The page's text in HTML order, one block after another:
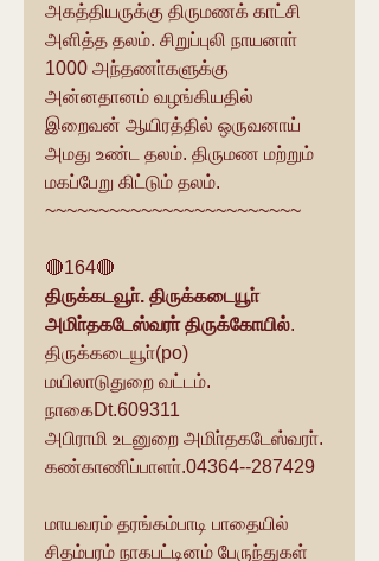
அகத்தியருக்கு திருமணக் காட்சி
அளித்த தலம். சிறுப்புலி நாயனாா்
1000 அந்தணா்களுக்கு
அன்னதானம் வழங்கியதில்
இறைவன் ஆயிரத்தில் ஒருவனாய்
அமது உண்ட தலம். திருமண மற்றும்
மகப்பேறு கிட்டும் தலம்.
~~~~~~~~~~~~~~~~~~~~~~~~
🔴164🔴
திருக்கடவூா். திருக்கடையூா்
அமிா்தகடேஸ்வரா் திருக்கோயில்.
திருக்கடையூா்(po)
மயிலாடுதுறை வட்டம்.
நாகைDt.609311
அபிராமி உடனுறை அமிா்தகடேஸ்வரா்.
கண்காணிப்பாளா்.04364--287429
மாயவரம் தரங்கம்பாடி பாதையில்
சிதம்பரம் நாகபட்டினம் பேருந்துகள்